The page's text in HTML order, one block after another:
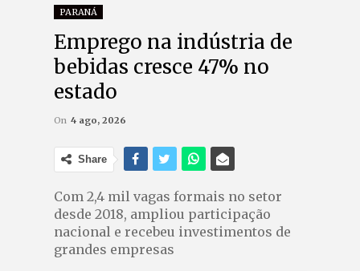
PARANÁ
Emprego na indústria de
bebidas cresce 47% no
estado
On 4 ago, 2026
Share
Com 2,4 mil vagas formais no setor
desde 2018, ampliou participação
nacional e recebeu investimentos de
grandes empresas